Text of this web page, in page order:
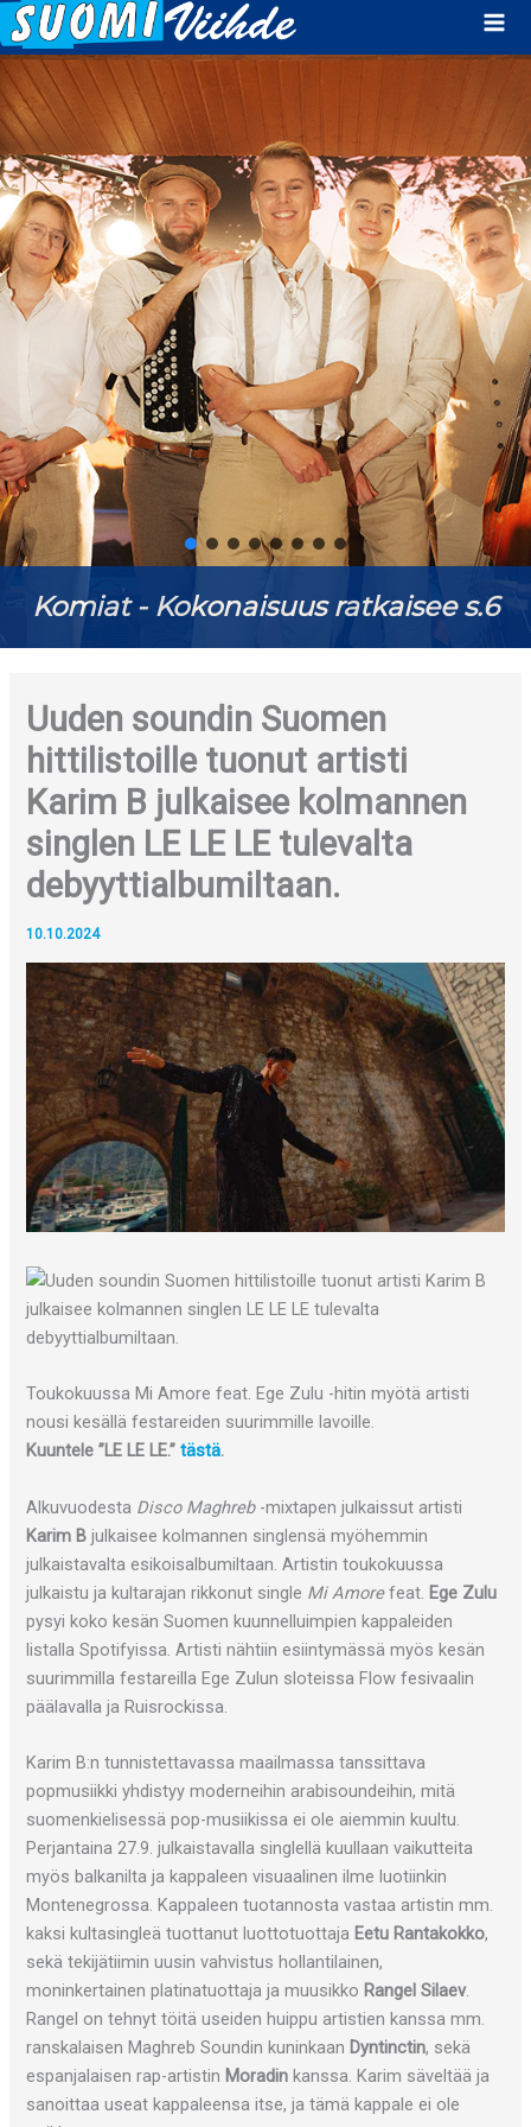
Komiat - Kokonaisuus ratkaisee s.6
Uuden soundin Suomen
hittilistoille tuonut artisti
Karim B julkaisee kolmannen
singlen LE LE LE tulevalta
debyyttialbumiltaan.
10.10.2024
Toukokuussa Mi Amore feat. Ege Zulu -hitin myötä artisti
nousi kesällä festareiden suurimmille lavoille.
Kuuntele ”LE LE LE.”tästä.
Alkuvuodesta Disco Maghreb-mixtapen julkaissut artisti
Karim B julkaisee kolmannen singlensä myöhemmin
julkaistavalta esikoisalbumiltaan. Artistin toukokuussa
julkaistu ja kultarajan rikkonut single Mi Amorefeat. Ege Zulu
pysyi koko kesän Suomen kuunnelluimpien kappaleiden
listalla Spotifyissa. Artisti nähtiin esiintymässä myös kesän
suurimmilla festareilla Ege Zulun sloteissa Flow fesivaalin
päälavalla ja Ruisrockissa.
Karim B:n tunnistettavassa maailmassa tanssittava
popmusiikki yhdistyy moderneihin arabisoundeihin, mitä
suomenkielisessä pop-musiikissa ei ole aiemmin kuultu.
Perjantaina 27.9. julkaistavalla singlellä kuullaan vaikutteita
myös balkanilta ja kappaleen visuaalinen ilme luotiinkin
Montenegrossa. Kappaleen tuotannosta vastaa artistin mm.
kaksi kultasingleä tuottanut luottotuottaja Eetu Rantakokko,
sekä tekijätiimin uusin vahvistus hollantilainen,
moninkertainen platinatuottaja ja muusikko Rangel Silaev.
Rangel on tehnyt töitä useiden huippu artistien kanssa mm.
ranskalaisen Maghreb Soundin kuninkaan Dyntinctin, sekä
espanjalaisen rap-artistin Moradin kanssa. Karim säveltää ja
sanoittaa useat kappaleensa itse, ja tämä kappale ei ole